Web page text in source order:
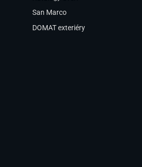
San Marco
DOMAT exteriéry